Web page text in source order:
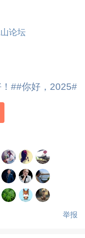
论坛
##你好，2025#
举报